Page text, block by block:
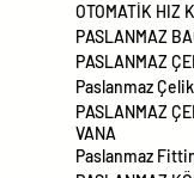
OTOMATİK HIZ
PASLANMAZ
PASLANMAZ
Paslanmaz
PASLANMAZ
VANA
Paslanmaz